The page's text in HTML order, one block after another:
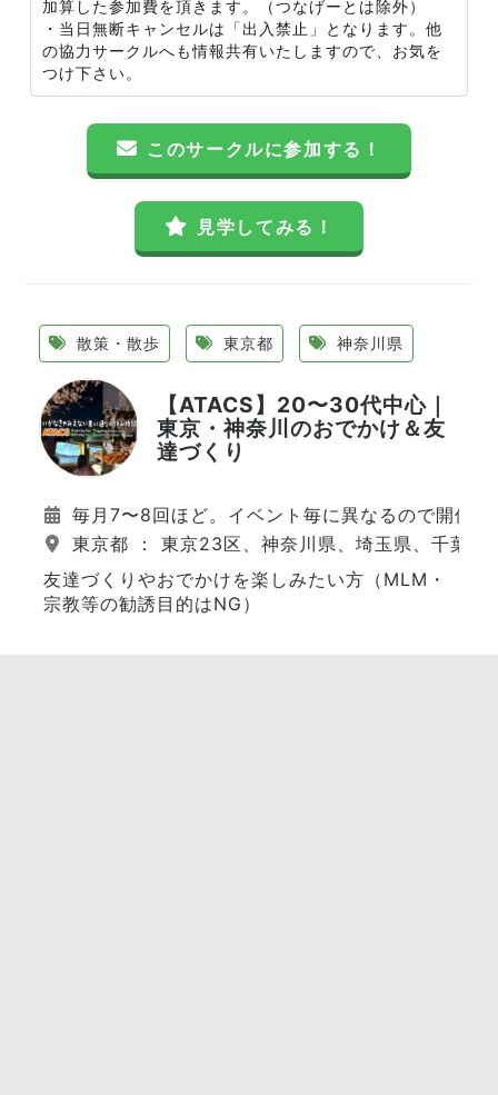
加算した参加費を頂きます。（つなげーとは除外）
・当日無断キャンセルは「出入禁止」となります。他
の協力サークルへも情報共有いたしますので、お気を
つけ下さい。
このサークルに参加する！
見学してみる！
散策・散歩 東京都 神奈川県
【ATACS】20〜30代中心｜
東京・神奈川のおでかけ＆友
達づくり
毎月7〜8回ほど。イベント毎に異なるので開催
東京都 ： 東京23区、神奈川県、埼玉県、千葉県
友達づくりやおでかけを楽しみたい方（MLM・
宗教等の勧誘目的はNG）